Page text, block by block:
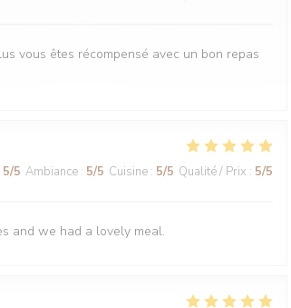
vous êtes récompensé avec un bon repas
5/5 Ambiance : 5/5 Cuisine : 5/5 Qualité / Prix : 5/5
and we had a lovely meal.